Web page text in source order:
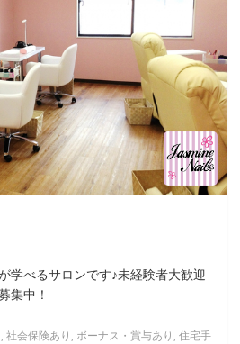
学べるサロンです♪未経験者大歓迎
集中！
社会保険あり, ボーナス・賞与あり, 住宅手